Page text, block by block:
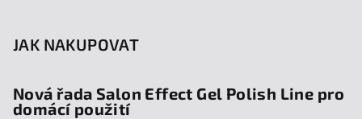
JAK NAKUPOVAT
Nová řada Salon Effect Gel Polish Line pro
domácí použití